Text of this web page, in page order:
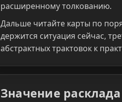
расширенному толкованию.
Дальше читайте карты по
держится ситуация сейчас,
абстрактных трактовок к
Значение